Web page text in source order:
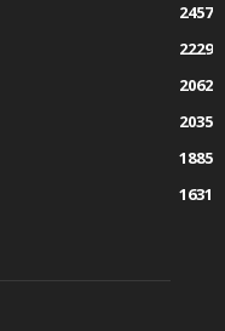
2457
2229
2062
2035
1885
1631